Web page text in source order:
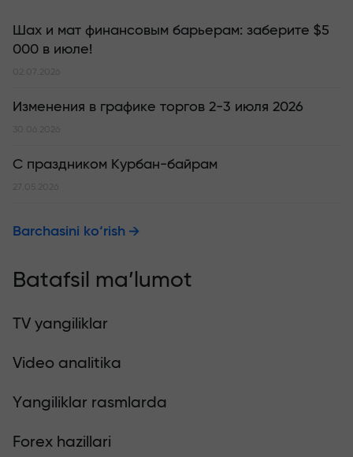
Шах и мат финансовым барьерам: заберите $5
000 в июле!
02.07.2026
Изменения в графике торгов 2-3 июля 2026
30.06.2026
С праздником Курбан-байрам
27.05.2026
Barchasini ko‘rish
Batafsil ma’lumot
TV yangiliklar
Video analitika
Yangiliklar rasmlarda
Forex hazillari